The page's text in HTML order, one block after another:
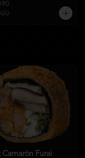
Camarón Furai